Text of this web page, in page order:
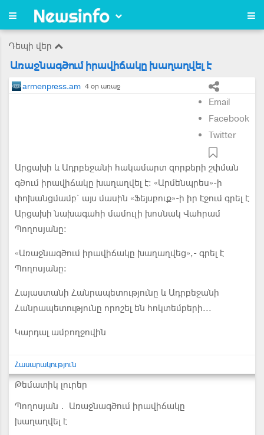
Դեպի վեր
Առաջնագծում իրավիճակը խաղաղվել է
armenpress.am 4 օր առաջ
Email
Facebook
Twitter
Արցախի և Ադրբեջանի հակամարտ զորքերի շփման
գծում իրավիճակը խաղաղվել է: «Արմենպրես»-ի
փոխանցմամբ` այս մասին «Ֆեյսբուք»-ի իր էջում գրել է
Արցախի նախագահի մամուլի խոսնակ Վահրամ
Պողոսյանը:
«Առաջնագծում իրավիճակը խաղաղվեց»,- գրել է
Պողոսյանը:
Հայաստանի Հանրապետությունը և Ադրբեջանի
Հանրապետությունը որոշել են հոկտեմբերի...
Կարդալ ամբողջովին
Հասարակություն
Թեմատիկ լուրեր
Պողոսյան․ Առաջնագծում իրավիճակը
խաղաղվել է